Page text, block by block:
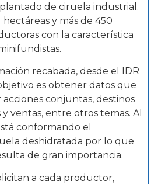
de ciruela industrial.
hectáreas y más de 450
con la característica
recabada, desde el IDR
es obtener datos que
conjuntas, destinos
ventas, entre otros temas. Al
conformando el
deshidratada por lo que
de gran importancia.
a cada productor,